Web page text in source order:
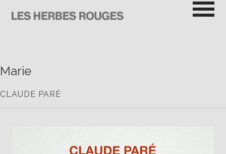
contenu
Marie
CLAUDE PARÉ